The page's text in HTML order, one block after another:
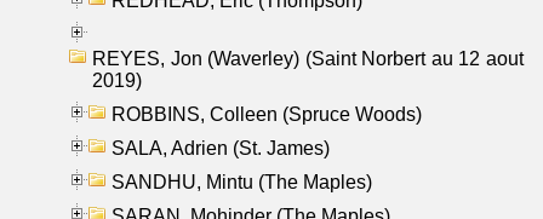
REYES, Jon (Waverley) (Saint Norbert au 12 aout
2019)
ROBBINS, Colleen (Spruce Woods)
SALA, Adrien (St. James)
SANDHU, Mintu (The Maples)